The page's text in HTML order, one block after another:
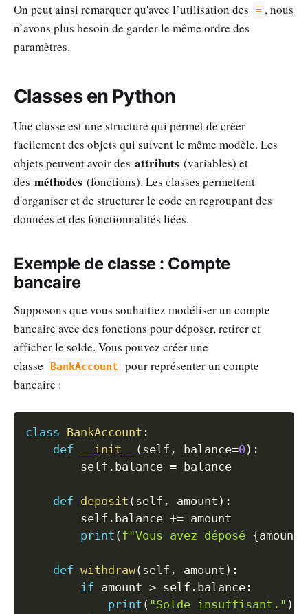
On peut ainsi remarquer qu'avec l’utilisation des = , nous
n’avons plus besoin de garder le même ordre des
paramètres.
Classes en Python
Une classe est une structure qui permet de créer
facilement des objets qui suivent le même modèle. Les
objets peuvent avoir des attributs (variables) et
des méthodes (fonctions). Les classes permettent
d'organiser et de structurer le code en regroupant des
données et des fonctionnalités liées.
Exemple de classe : Compte
bancaire
Supposons que vous souhaitiez modéliser un compte
bancaire avec des fonctions pour déposer, retirer et
afficher le solde. Vous pouvez créer une
classe
BankAccount
pour représenter un compte
bancaire :
class BankAccount :
def
__init__ (self , balance=0 ) :
        self
. balance = balance
def deposit (self , amount ) :
        self
. balance += amount
print (f"Vous avez déposé {amount
def withdraw(self , amount ) :
if amount > self . balance :
print ( "Solde insuffisant." )